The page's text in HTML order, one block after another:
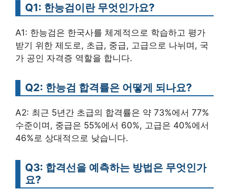
Q1: 한능검이란 무엇인가요?
A1: 한능검은 한국사를 체계적으로 학습하고 평가
받기 위한 제도로, 초급, 중급, 고급으로 나뉘며, 국
가 공인 자격증 역할을 합니다.
Q2: 한능검 합격률은 어떻게 되나요?
A2: 최근 5년간 초급의 합격률은 약 73%에서 77%
수준이며, 중급은 55%에서 60%, 고급은 40%에서
46%로 상대적으로 낮습니다.
Q3: 합격선을 예측하는 방법은 무엇인가
요?